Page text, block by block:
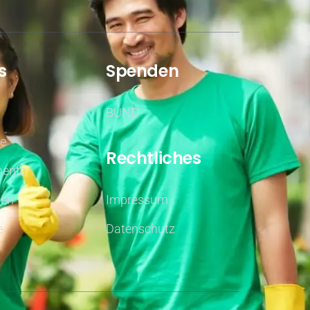
Spenden
BUND
Rechtliches
Impressum
Datenschutz